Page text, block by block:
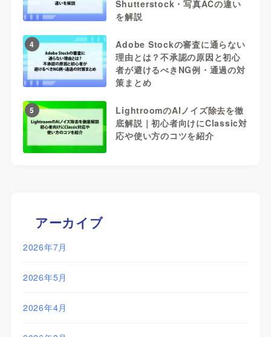
Shutterstock・写真ACの違い
を解説
4
Adobe Stockの審査に通らない
理由とは？不承認の原因と初心
者が避けるべきNG例・通過の対
策まとめ
5
LightroomのAIノイズ除去を徹
底解説｜初心者向けにClassic対
応や使い方のコツを紹介
アーカイブ
2026年7月
2026年5月
2026年4月